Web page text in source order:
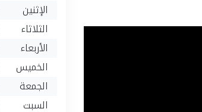
الإثنين
الثلاثاء
الأربعاء
الخميس
الجمعة
السبت